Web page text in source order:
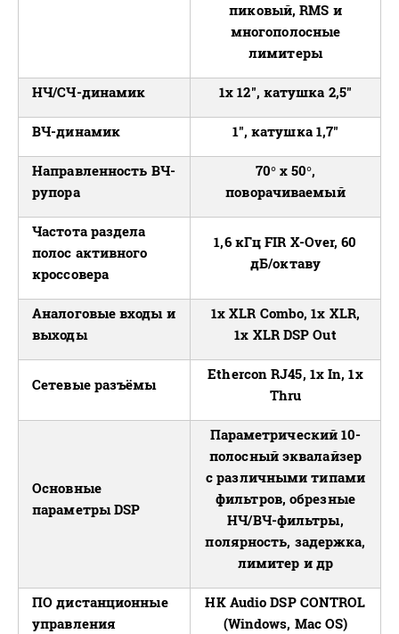
пиковый, RMS и
многополосные
лимитеры
НЧ/СЧ-динамик 1x 12", катушка 2,5"
ВЧ-динамик 1", катушка 1,7"
Направленность ВЧ-
рупора
70° x 50°,
поворачиваемый
Частота раздела
полос активного
кроссовера
1,6 кГц FIR X-Over, 60
дБ/октаву
Аналоговые входы и
выходы
1x XLR Combo, 1x XLR,
1x XLR DSP Out
Сетевые разъёмы
Ethercon RJ45, 1x In, 1x
Thru
Основные
параметры DSP
Параметрический 10-
полосный эквалайзер
с различными типами
фильтров, обрезные
НЧ/ВЧ-фильтры,
полярность, задержка,
лимитер и др
ПО дистанционные
управления
HK Audio DSP CONTROL
(Windows, Mac OS)